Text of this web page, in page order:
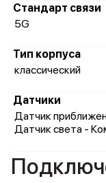
Стандарт связи
5G
Тип корпуса
классический
Датчики
Датчик
Датчик света -